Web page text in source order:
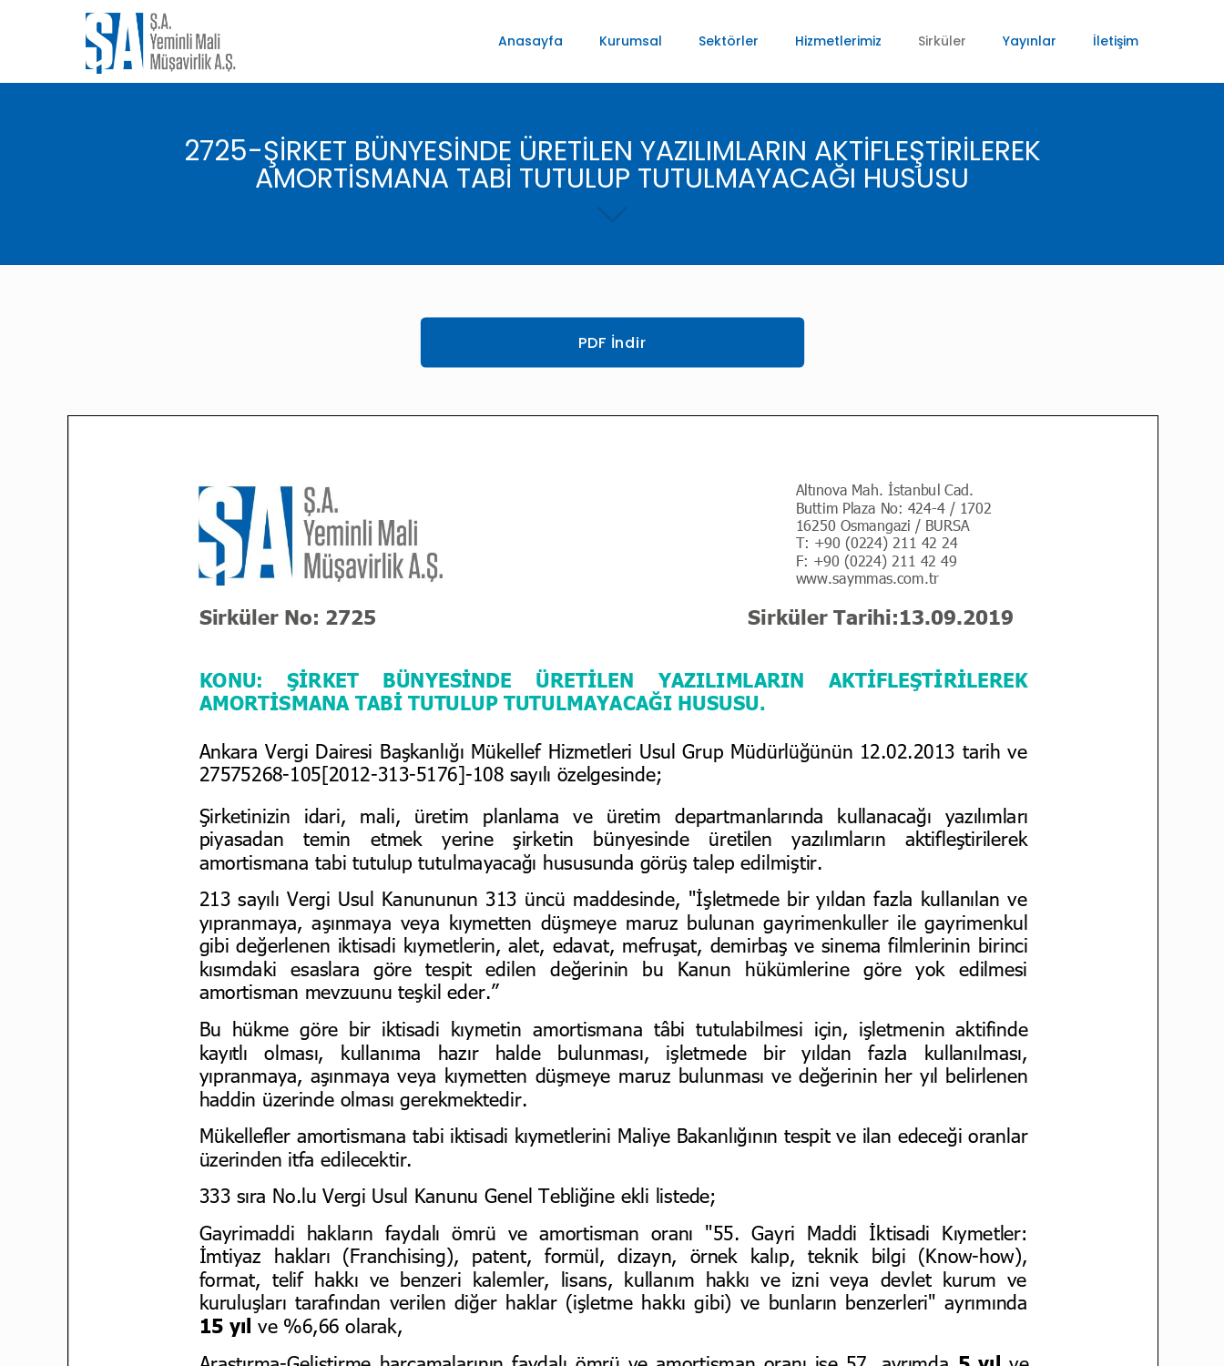
Anasayfa Kurumsal Sektörler Hizmetlerimiz Sirküler Yayınlar İletişim
2725-ŞİRKET BÜNYESİNDE ÜRETİLEN YAZILIMLARIN AKTİFLEŞTİRİLEREK
AMORTİSMANA TABİ TUTULUP TUTULMAYACAĞI HUSUSU
PDF İndir